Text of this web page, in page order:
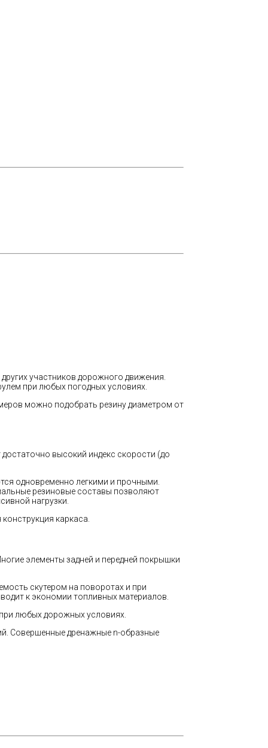
участников дорожного движения.
при любых погодных условиях.
можно подобрать резину диаметром от
высокий индекс скорости (до
одновременно легкими и прочными.
резиновые составы позволяют
нагрузки.
каркаса.
элементы задней и передней покрышки
скутером на поворотах и при
к экономии топливных материалов.
любых дорожных условиях.
Совершенные дренажные n-образные